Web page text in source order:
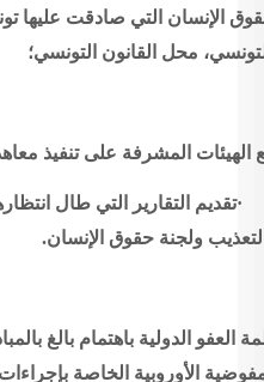
الإنسان التي صادقت عليها
محل القانون التونسي؛
الهيئات المشرفة على تنفيذ
تقديم التقارير
التي طال
ولجنة حقوق الإنسان.
العفو الدولية باهتمام بالغ
الأوروبية الخاصة